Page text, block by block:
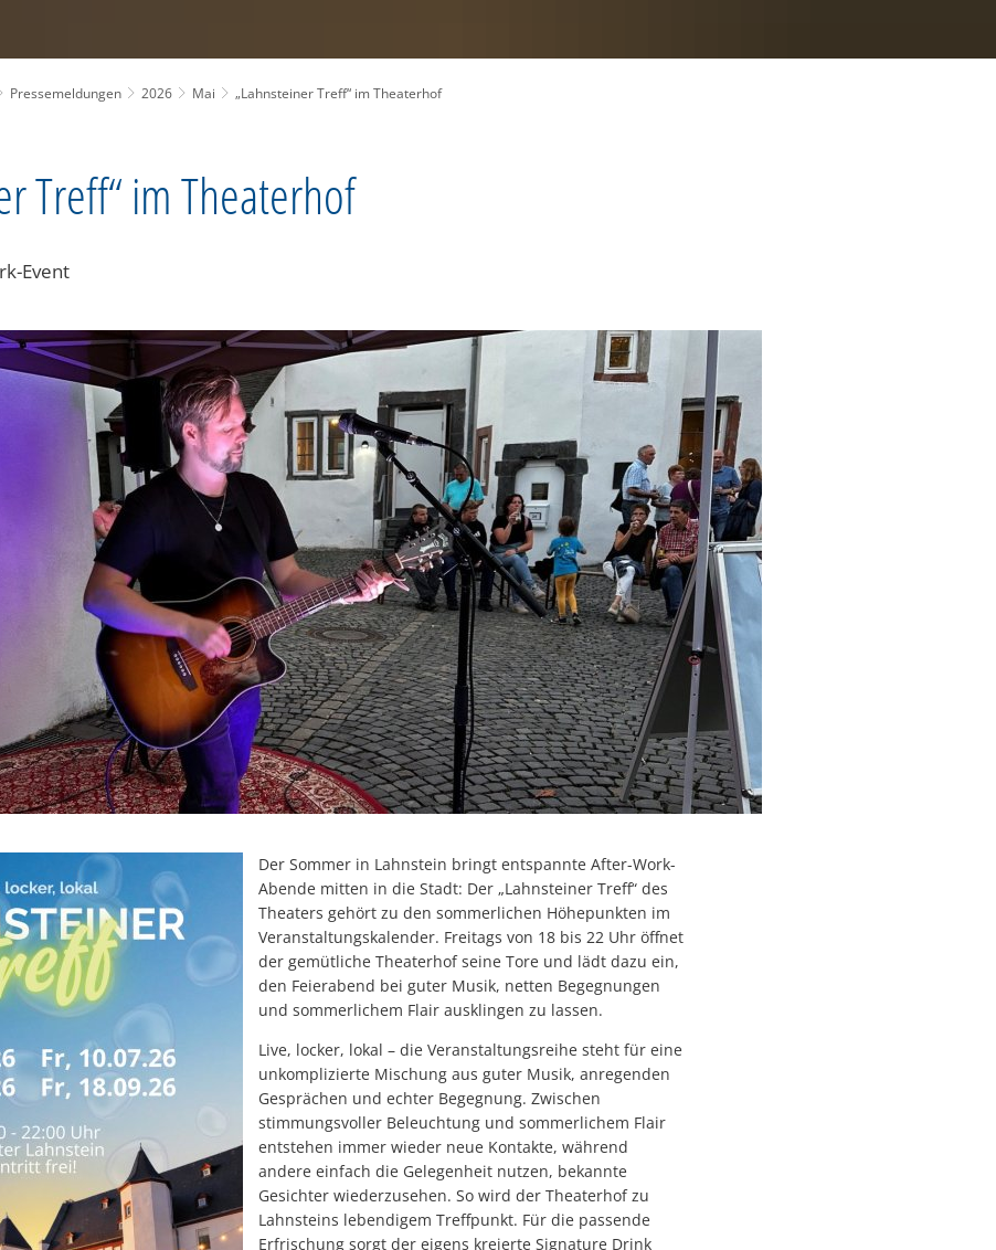
Pressemeldungen 2026 Mai „Lahnsteiner Treff“ im Theaterhof
Treff“ im Theaterhof
Event
Der Sommer in Lahnstein bringt entspannte After-Work-
Abende mitten in die Stadt: Der „Lahnsteiner Treff“ des
Theaters gehört zu den sommerlichen Höhepunkten im
Veranstaltungskalender. Freitags von 18 bis 22 Uhr öffnet
der gemütliche Theaterhof seine Tore und lädt dazu ein,
den Feierabend bei guter Musik, netten Begegnungen
und sommerlichem Flair ausklingen zu lassen.
Live, locker, lokal – die Veranstaltungsreihe steht für eine
unkomplizierte Mischung aus guter Musik, anregenden
Gesprächen und echter Begegnung. Zwischen
stimmungsvoller Beleuchtung und sommerlichem Flair
entstehen immer wieder neue Kontakte, während
andere einfach die Gelegenheit nutzen, bekannte
Gesichter wiederzusehen. So wird der Theaterhof zu
Lahnsteins lebendigem Treffpunkt. Für die passende
Erfrischung sorgt der eigens kreierte Signature Drink